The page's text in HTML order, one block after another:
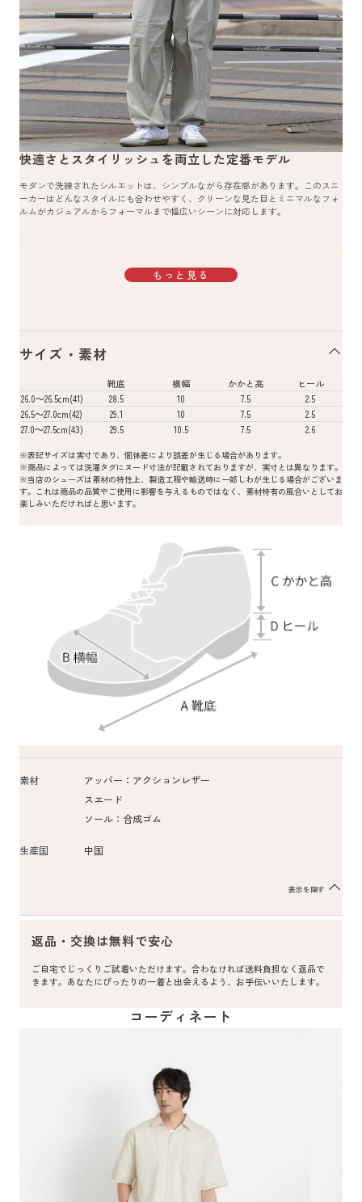
快適さとスタイリッシュを両立した定番モデル
モダンで洗練されたシルエットは、シンプルながら存在感があります。このスニ
ーカーはどんなスタイルにも合わせやすく、クリーンな見た目とミニマルなフォ
ルムがカジュアルからフォーマルまで幅広いシーンに対応します。
もっと見る
サイズ・素材
靴底 横幅 かかと高
ヒール
26.0～26.5cm(41)
28.5 10 7.5
2.5
26.5～27.0cm(42)
29.1 10 7.5
2.5
27.0～27.5cm(43)
29.5 10.5 7.5 2.6
※表記サイズは実寸であり、個体差により誤差が生じる場合があります。
※商品によっては洗濯タグにヌード寸法が記載されておりますが、実寸とは異なります。
※当店のシューズは素材の特性上、製造工程や輸送時に一部しわが生じる場合がございま
す。これは商品の品質やご使用に影響を与えるものではなく、素材特有の風合いとしてお
楽しみいただければと思います。
素材
アッパー：アクションレザー
スエード
ソール：合成ゴム
生産国 中国
表示を隠す
返品・交換は無料で安心
ご自宅でじっくりご試着いただけます。合わなければ送料負担なく返品で
きます。あなたにぴったりの一着と出会えるよう、お手伝いいたします。
コーディネート